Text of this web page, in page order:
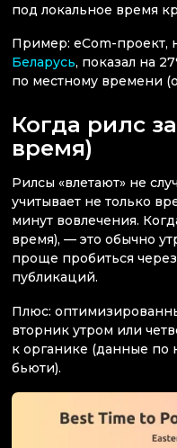
под локальное время
Пример: eCom-проект,
Беларусь, показал на
по местному времени
Когда рилс
время)
Рилсы «влетают» не
учитывает не только
минут вовлечения.
время), — это обычно
проще пробиться
публикаций.
Плюс:
вторник утром или
к органике (данные
бьюти).